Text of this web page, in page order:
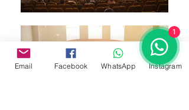
Email Facebook WhatsApp Instagram
1